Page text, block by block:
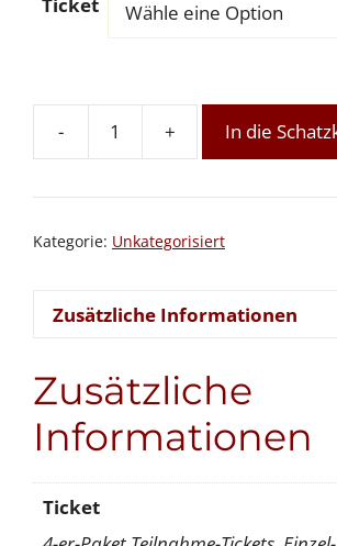
-
Praxisgruppe
Menge
+ In die
Kategorie: Unkategorisiert
Zusätzliche Informationen
Zusätzliche
Informationen
Ticket